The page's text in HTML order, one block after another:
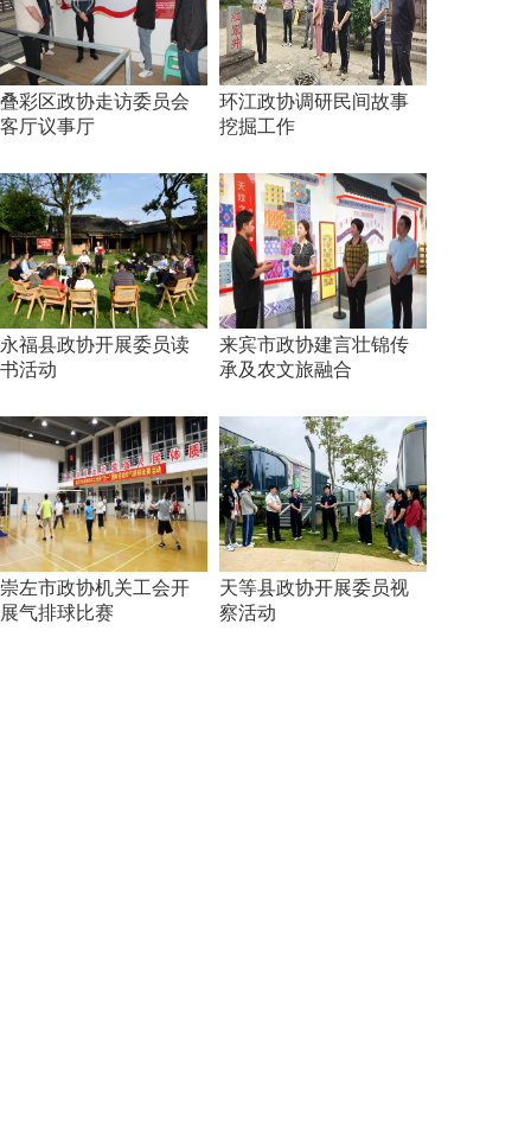
叠彩区政协走访委员会
客厅议事厅
环江政协调研民间故事
挖掘工作
永福县政协开展委员读
书活动
来宾市政协建言壮锦传
承及农文旅融合
崇左市政协机关工会开
展气排球比赛
天等县政协开展委员视
察活动